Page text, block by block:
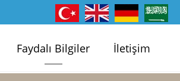
Faydalı Bilgiler İletişim